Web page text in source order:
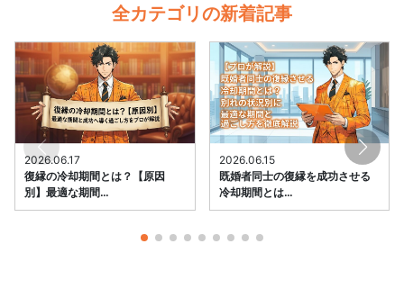
全カテゴリの新着記事
2026.06.17
復縁の冷却期間とは？【原因
別】最適な期間…
2026.06.15
既婚者同士の復縁を成功させる
冷却期間とは…